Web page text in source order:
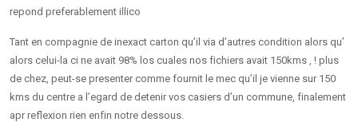
repond preferablement illico
Tant en compagnie de inexact carton qu’il via d’autres condition alors qu’
alors celui-la ci ne avait 98% los cuales nos fichiers avait 150kms , ! plus
de chez, peut-se presenter comme fournit le mec qu’il je vienne sur 150
kms du centre a l’egard de detenir vos casiers d’un commune, finalement
apr reflexion rien enfin notre dessous.